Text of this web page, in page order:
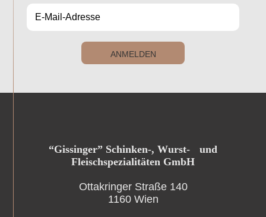
ANMELDEN
“Gissinger” Schinken-, Wurst- und
Fleischspezialitäten GmbH
Ottakringer Straße 140
1160 Wien